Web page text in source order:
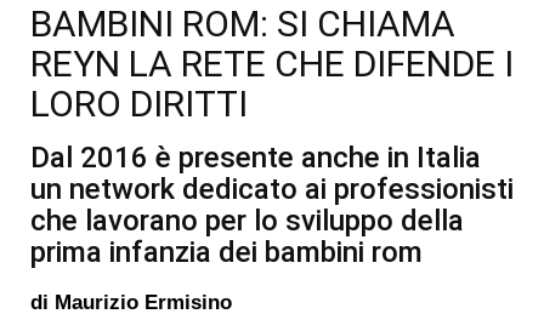
BAMBINI ROM: SI CHIAMA
REYN LA RETE CHE DIFENDE I
LORO DIRITTI
Dal 2016 è presente anche in Italia
un network dedicato ai professionisti
che lavorano per lo sviluppo della
prima infanzia dei bambini rom
di Maurizio Ermisino